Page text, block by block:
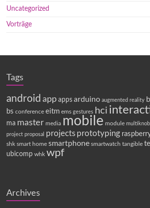
Uncategorized
Vorträge
Tags
android app apps arduino augmented reality
bs conference eitm ems gestures hci
ma master media mobile module multiknob
project proposal
projects prototyping
shk smart home smartphone smartwatch tangible
ubicomp whk wpf
Archives